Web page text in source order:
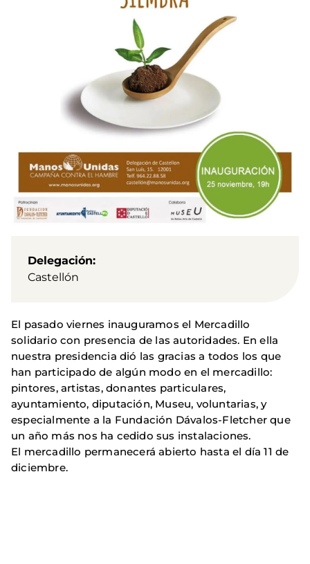
Delegación
Castellón
El pasado viernes inauguramos el Mercadillo
solidario con presencia de las autoridades. En ella
nuestra presidencia dió las gracias a todos los que
han participado de algún modo en el mercadillo:
pintores, artistas, donantes particulares,
ayuntamiento, diputación, Museu, voluntarias, y
especialmente a la Fundación Dávalos-Fletcher que
un año más nos ha cedido sus instalaciones.
El mercadillo permanecerá abierto hasta el día 11 de
diciembre.